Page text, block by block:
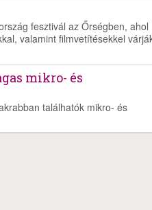
fesztivál az Őrségben, ahol
valamint filmvetítésekkel
mikro- és
találhatók mikro- és